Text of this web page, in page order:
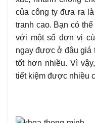
của công ty đưa ra
tranh cao. Bạn có
với một số đơn vị
ngay được ở đâu giá
tốt hơn nhiều. Vì
tiết kiệm được nhiều